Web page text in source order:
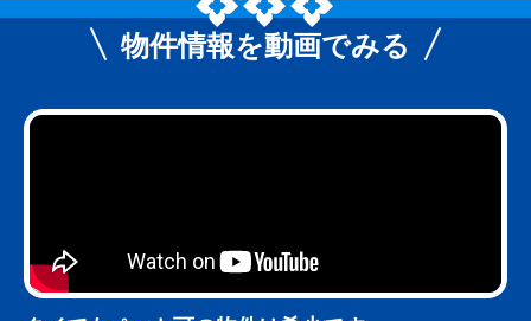
物件情報を動画でみる